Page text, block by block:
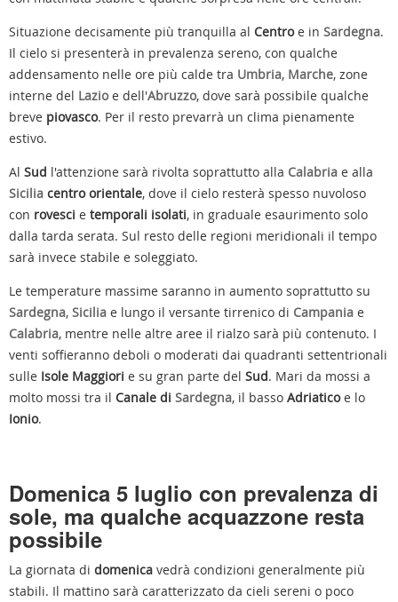
Situazione decisamente più tranquilla al Centroe in Sardegna.
Il cielo si presenterà in prevalenza sereno, con qualche
addensamento nelle ore più calde tra Umbria, Marche, zone
interne del Lazioe dell'Abruzzo, dove sarà possibile qualche
breve piovasco. Per il resto prevarrà un clima pienamente
estivo.
Al Sud l'attenzione sarà rivolta soprattutto alla Calabria e alla
Sicilia centro orientale, dove il cielo resterà spesso nuvoloso
con rovesci e temporali isolati, in graduale esaurimento solo
dalla tarda serata. Sul resto delle regioni meridionali il tempo
sarà invece stabile e soleggiato.
Le temperature massime saranno in aumento soprattutto su
Sardegna, Sicilia e lungo il versante tirrenico di Campania e
Calabria, mentre nelle altre aree il rialzo sarà più contenuto. I
venti soffieranno deboli o moderati dai quadranti settentrionali
sulle Isole Maggiori e su gran parte del Sud. Mari da mossi a
molto mossi tra il Canale di Sardegna, il basso Adriaticoe lo
Ionio.
Domenica 5 luglio con prevalenza di
sole, ma qualche acquazzone resta
possibile
La giornata di domenica vedrà condizioni generalmente più
stabili. Il mattino sarà caratterizzato da cieli sereni o poco